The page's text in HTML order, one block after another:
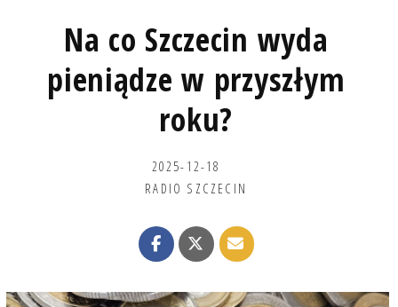
Na co Szczecin wyda
pieniądze w przyszłym
roku?
2025-12-18
RADIO SZCZECIN